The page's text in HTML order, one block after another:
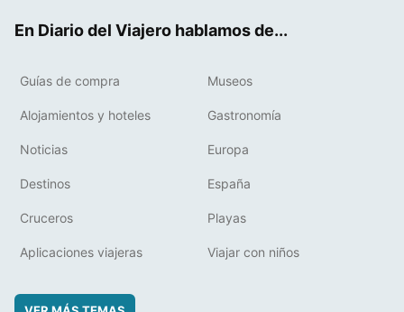
En Diario del Viajero hablamos de...
Guías de compra Museos
Alojamientos y hoteles Gastronomía
Noticias Europa
Destinos España
Cruceros Playas
Aplicaciones viajeras Viajar con niños